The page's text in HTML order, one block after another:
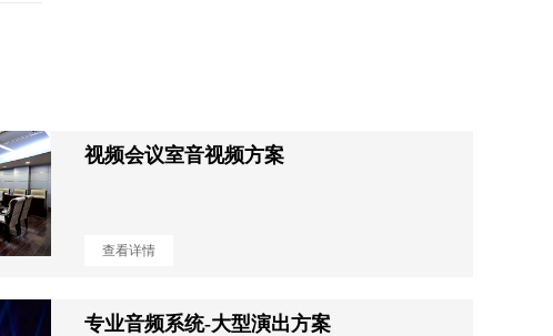
视频会议室音视频方案
查看详情
专业音频系统-大型演出方案